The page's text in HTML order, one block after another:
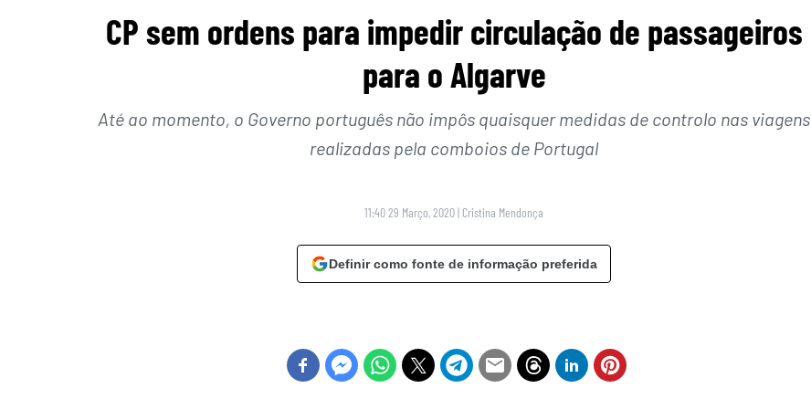
CP sem ordens para impedir circulação de passageiros
para o Algarve
Até ao momento, o Governo português não impôs quaisquer medidas de controlo nas viagens
realizadas pela comboios de Portugal
11:40 29 Março, 2020| Cristina Mendonça
Definir como fonte de informação preferida